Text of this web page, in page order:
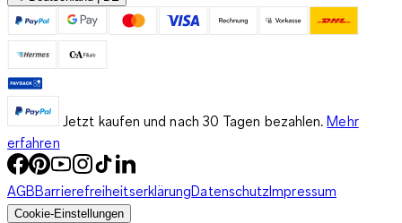
Jetzt kaufen und nach 30 Tagen bezahlen. Mehr
erfahren
AGBBarrierefreiheitserklärungDatenschutzImpressum
Cookie-Einstellungen